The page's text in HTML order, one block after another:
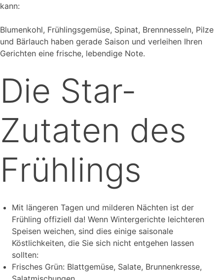
kann:
Blumenkohl, Frühlingsgemüse, Spinat, Brennnesseln, Pilze
und Bärlauch haben gerade Saison und verleihen Ihren
Gerichten eine frische, lebendige Note.
Die Star-
Zutaten des
Frühlings
Mit längeren Tagen und milderen Nächten ist der
Frühling offiziell da! Wenn Wintergerichte leichteren
Speisen weichen, sind dies einige saisonale
Köstlichkeiten, die Sie sich nicht entgehen lassen
sollten:
Frisches Grün: Blattgemüse, Salate, Brunnenkresse,